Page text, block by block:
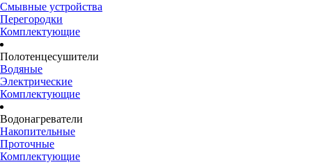
Смывные устройства
Перегородки
Комплектующие
Полотенцесушители
Водяные
Электрические
Комплектующие
Водонагреватели
Накопительные
Проточные
Комплектующие